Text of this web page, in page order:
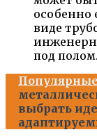
особенно
виде
под полом.
выбрать